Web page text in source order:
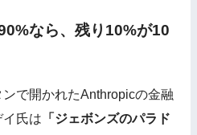
なら、残り10%が10
で開かれたAnthropicの金融
氏は 「ジェボンズのパラド